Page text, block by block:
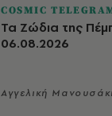
COSMIC
Τα Ζώδια της
06.08.2026
Αγγελική